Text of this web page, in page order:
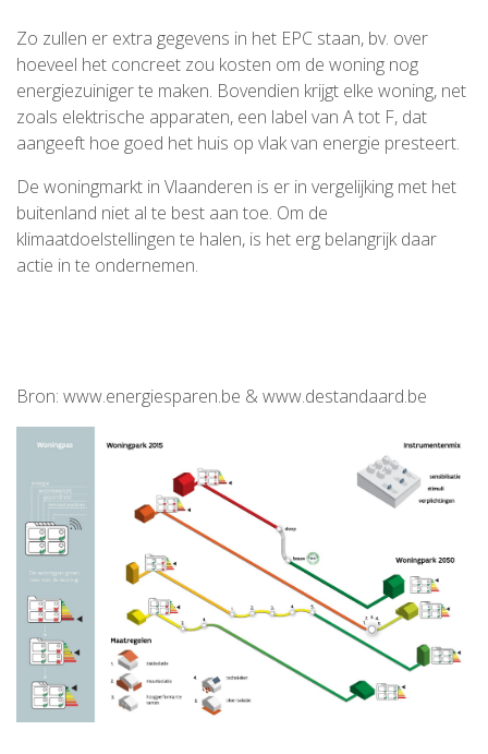
Zo zullen er extra gegevens in het EPC staan, bv. over
hoeveel het concreet zou kosten om de woning nog
energiezuiniger te maken. Bovendien krijgt elke woning, net
zoals elektrische apparaten, een label van A tot F, dat
aangeeft hoe goed het huis op vlak van energie presteert.
De woningmarkt in Vlaanderen is er in vergelijking met het
buitenland niet al te best aan toe. Om de
klimaatdoelstellingen te halen, is het erg belangrijk daar
actie in te ondernemen.
Bron: www.energiesparen.be & www.destandaard.be